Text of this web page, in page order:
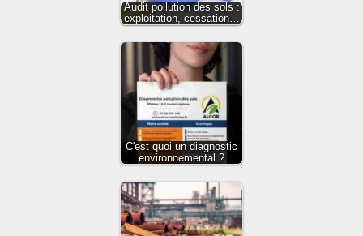
Audit pollution des sols :
exploitation, cessation…
C'est quoi un diagnostic
environnemental ?